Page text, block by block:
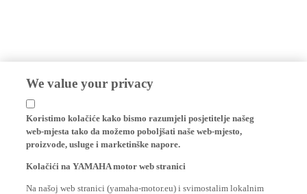
We value your privacy
Koristimo kolačiće kako bismo razumjeli posjetitelje našeg
web-mjesta tako da možemo poboljšati naše web-mjesto,
proizvode, usluge i marketinške napore.
Kolačići na YAMAHA motor web stranici
Na našoj web stranici (yamaha-motor.eu) i svimostalim lokalnim